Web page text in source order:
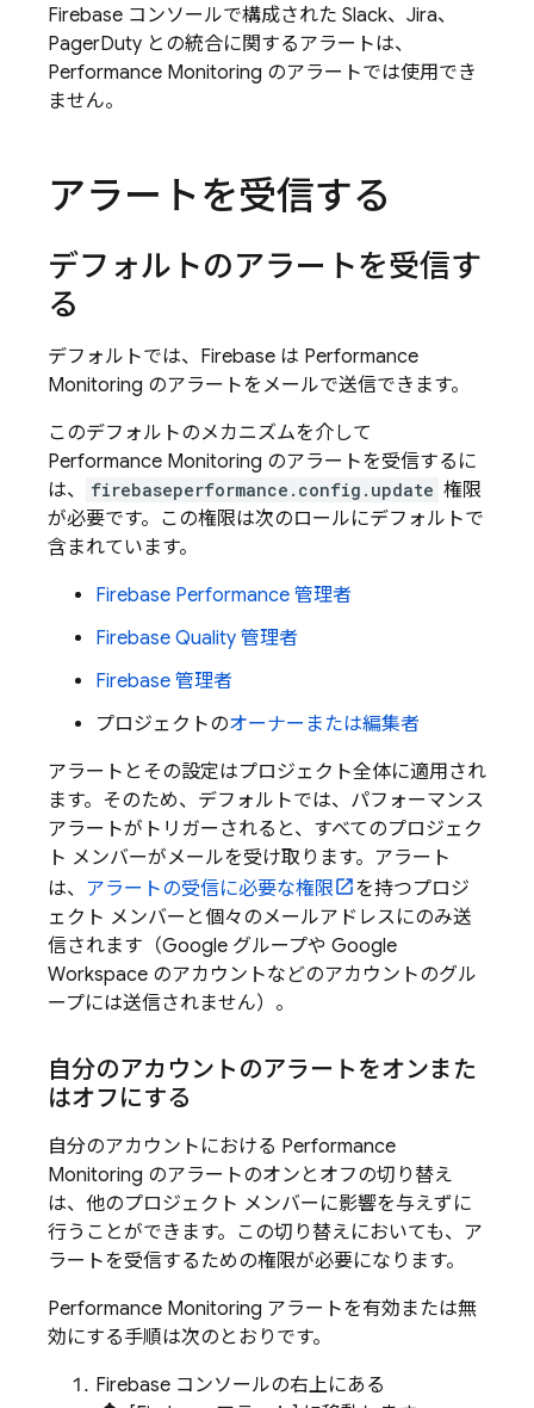
Firebase コンソールで構成された Slack、Jira、
PagerDuty との統合に関するアラートは、
Performance Monitoring のアラートでは使用でき
ません。
アラートを受信する
デフォルトのアラートを受信す
る
デフォルトでは、Firebase は Performance
Monitoring のアラートをメールで送信できます。
このデフォルトのメカニズムを介して
Performance Monitoring のアラートを受信するに
は、
firebaseperformance.config.update 権限
が必要です。この権限は次のロールにデフォルトで
含まれています。
Firebase Performance 管理者
Firebase Quality 管理者
Firebase 管理者
プロジェクトのオーナーまたは編集者
アラートとその設定はプロジェクト全体に適用され
ます。そのため、デフォルトでは、パフォーマンス
アラートがトリガーされると、すべてのプロジェク
ト メンバーがメールを受け取ります。アラート
は、 アラートの受信に必要な権限
を持つプロジ
ェクト メンバーと個々のメールアドレスにのみ送
信されます（Google グループや Google
Workspace のアカウントなどのアカウントのグル
ープには送信されません）。
自分のアカウントのアラートをオンまた
はオフにする
自分のアカウントにおける Performance
Monitoring のアラートのオンとオフの切り替え
は、他のプロジェクト メンバーに影響を与えずに
行うことができます。この切り替えにおいても、ア
ラートを受信するための権限が必要になります。
Performance Monitoring アラートを有効または無
効にする手順は次のとおりです。
Firebase コンソールの右上にある